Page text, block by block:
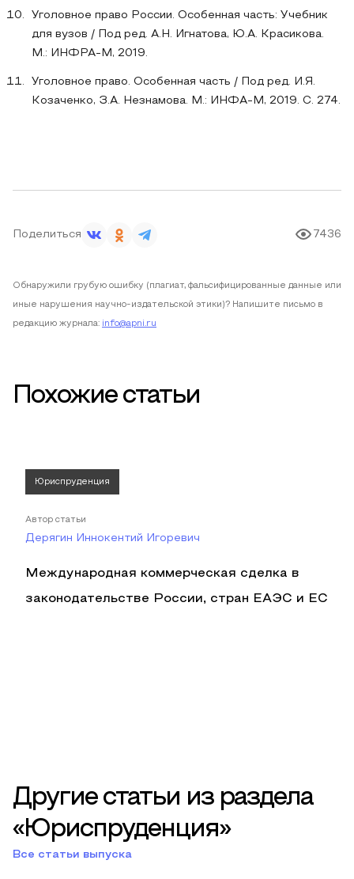
Уголовное право России. Особенная часть: Учебник
для вузов / Под ред. А.Н. Игнатова, Ю.А. Красикова.
М.: ИНФРА-М, 2019.
Уголовное право. Особенная часть / Под ред. И.Я.
Козаченко, З.А. Незнамова. М.: ИНФА-М, 2019. С. 274.
Поделиться 7436
Обнаружили грубую ошибку (плагиат, фальсифицированные данные или
иные нарушения научно-издательской этики)? Напишите письмо в
редакцию журнала: info@apni.ru
Похожие статьи
Юриспруденция
Автор статьи
Дерягин Иннокентий Игоревич
Международная коммерческая сделка в
законодательстве России, стран ЕАЭС и ЕС
Другие статьи из раздела
«Юриспруденция»
Все статьи выпуска